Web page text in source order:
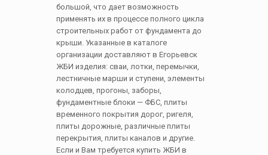
большой, что дает возможность
применять их в процессе полного цикла
строительных работ от фундамента до
крыши. Указанные в каталоге
организации доставляют в Егорьевск
ЖБИ изделия: сваи, лотки, перемычки,
лестничные марши и ступени, элементы
колодцев, прогоны, заборы,
фундаментные блоки — ФБС, плиты
временного покрытия дорог, ригеля,
плиты дорожные, различные плиты
перекрытия, плиты каналов и другие.
Если и Вам требуется купить ЖБИ в